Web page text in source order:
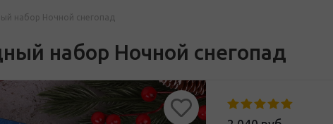
набор Ночной снегопад
набор Ночной снегопад